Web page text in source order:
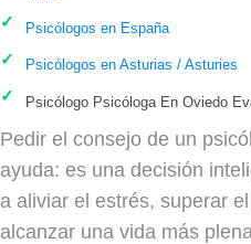
Psicólogos en España
Psicólogos en Asturias / Asturies
Psicólogo Psicóloga En Oviedo
Pedir el consejo de un
ayuda: es una decisión
a aliviar el estrés, superar
alcanzar una vida más